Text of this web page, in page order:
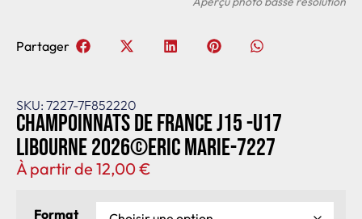
SKU: 7227-7F852220
Champoinnats de France J15 -U17
Libourne 2026©Eric Marie-7227
À partir de 12,00€
Format
Partager